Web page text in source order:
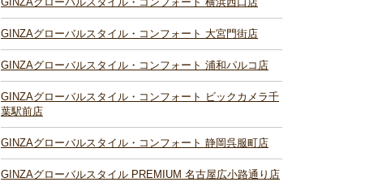
GINZAグローバルスタイル・コンフォート 大宮門街店
GINZAグローバルスタイル・コンフォート 浦和パルコ店
GINZAグローバルスタイル・コンフォート ビックカメラ千
葉駅前店
GINZAグローバルスタイル・コンフォート 静岡呉服町店
GINZAグローバルスタイル PREMIUM 名古屋広小路通り店